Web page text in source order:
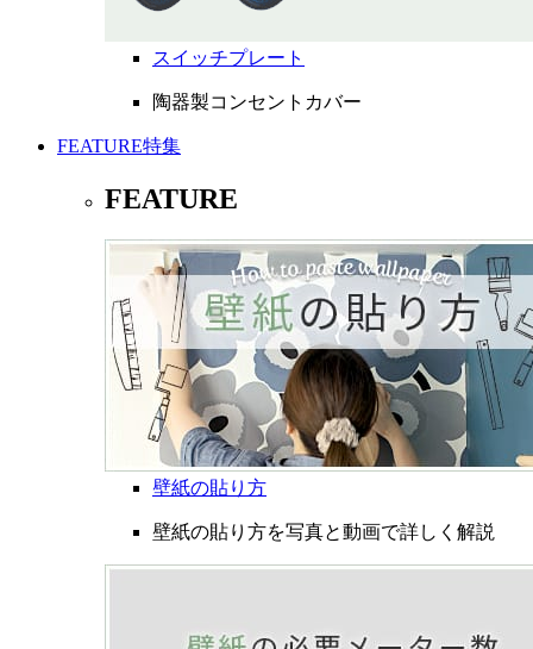
スイッチプレート
陶器製コンセントカバー
FEATURE特集
FEATURE
壁紙の貼り方
壁紙の貼り方を写真と動画で詳しく解説